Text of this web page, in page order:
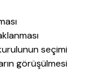
seçimi
görüşülmesi